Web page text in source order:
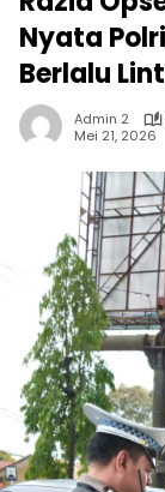
Nyata
Berlalu
Admin 2
Mei 21, 2026